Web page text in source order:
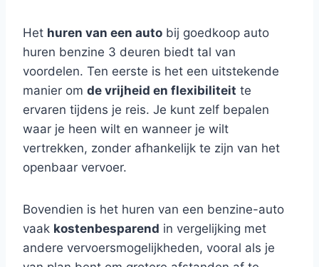
Het huren van een auto bij goedkoop auto
huren benzine 3 deuren biedt tal van
voordelen. Ten eerste is het een uitstekende
manier om de vrijheid en flexibiliteit te
ervaren tijdens je reis. Je kunt zelf bepalen
waar je heen wilt en wanneer je wilt
vertrekken, zonder afhankelijk te zijn van het
openbaar vervoer.
Bovendien is het huren van een benzine-auto
vaak kostenbesparend in vergelijking met
andere vervoersmogelijkheden, vooral als je